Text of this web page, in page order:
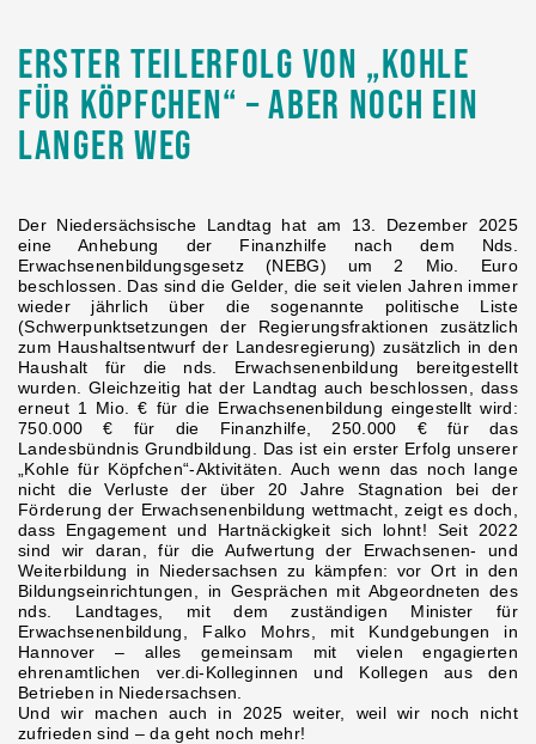
Erster Teilerfolg von „Kohle
für Köpfchen“ – aber noch ein
langer Weg
Der Niedersächsische Landtag hat am 13. Dezember 2025
eine Anhebung der Finanzhilfe nach dem Nds.
Erwachsenenbildungsgesetz (NEBG) um 2 Mio. Euro
beschlossen. Das sind die Gelder, die seit vielen Jahren immer
wieder jährlich über die sogenannte politische Liste
(Schwerpunktsetzungen der Regierungsfraktionen zusätzlich
zum Haushaltsentwurf der Landesregierung) zusätzlich in den
Haushalt für die nds. Erwachsenenbildung bereitgestellt
wurden. Gleichzeitig hat der Landtag auch beschlossen, dass
erneut 1 Mio. € für die Erwachsenenbildung eingestellt wird:
750.000 € für die Finanzhilfe, 250.000 € für das
Landesbündnis Grundbildung. Das ist ein erster Erfolg unserer
„Kohle für Köpfchen“-Aktivitäten. Auch wenn das noch lange
nicht die Verluste der über 20 Jahre Stagnation bei der
Förderung der Erwachsenenbildung wettmacht, zeigt es doch,
dass Engagement und Hartnäckigkeit sich lohnt! Seit 2022
sind wir daran, für die Aufwertung der Erwachsenen- und
Weiterbildung in Niedersachsen zu kämpfen: vor Ort in den
Bildungseinrichtungen, in Gesprächen mit Abgeordneten des
nds. Landtages, mit dem zuständigen Minister für
Erwachsenenbildung, Falko Mohrs, mit Kundgebungen in
Hannover – alles gemeinsam mit vielen engagierten
ehrenamtlichen ver.di-Kolleginnen und Kollegen aus den
Betrieben in Niedersachsen.
Und wir machen auch in 2025 weiter, weil wir noch nicht
zufrieden sind – da geht noch mehr!